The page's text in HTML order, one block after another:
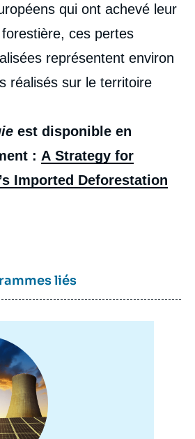
qui ont achevé leur
ces pertes
représentent environ
réalisés sur le territoire
est disponible en
: A Strategy for
Imported Deforestation
liés
Image
de
couverture
de
la
publication